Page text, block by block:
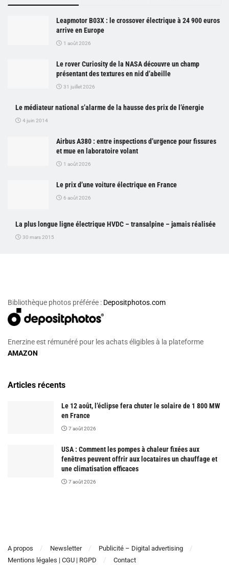
Leapmotor B03X : le crossover électrique à 24 900 euros
arrive en Europe
1 août 2026
Le rover Curiosity de la NASA découvre un champ
présentant des textures en nid d’abeille
31 juillet 2026
Le médiateur national s’alarme de la hausse des prix de l’énergie
4 juin 2014
Airbus A380 : entre inspections d’urgence pour fissures
et mue en laboratoire volant
1 août 2026
Le prix d’une voiture électrique en France
6 août 2026
La plus longue ligne électrique HVDC – transalpine – jamais réalisée
30 mars 2015
Bibliothèque photos préférée : Depositphotos.com
Enerzine est rémunéré pour les achats éligibles à la plateforme
AMAZON
Articles récents
Le 12 août, l’éclipse fera chuter le solaire de 1 800 MW
en France
7 août 2026
USA : Comment les pompes à chaleur fixées aux
fenêtres peuvent offrir aux locataires un chauffage et
une climatisation efficaces
7 août 2026
A propos Newsletter
Publicité – Digital advertising
Mentions légales | CGU | RGPD
Contact